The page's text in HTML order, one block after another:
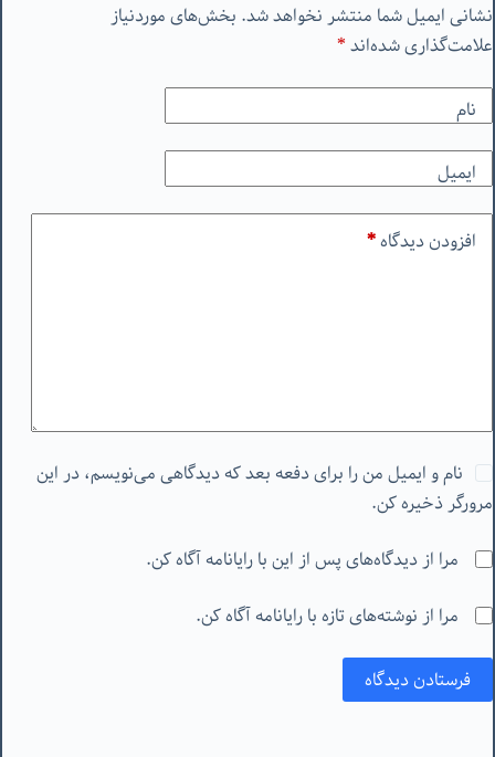
نشانی ایمیل شما منتشر نخواهد شد. بخش‌های موردنیاز
علامت‌گذاری شده‌اند*
نام
ایمیل
افزودن دیدگاه*
نام و ایمیل من را برای دفعه بعد که دیدگاهی می‌نویسم، در این
مرورگر ذخیره کن.
مرا از دیدگاه‌های پس از این با رایانامه آگاه کن.
مرا از نوشته‌های تازه با رایانامه آگاه کن.
فرستادن دیدگاه